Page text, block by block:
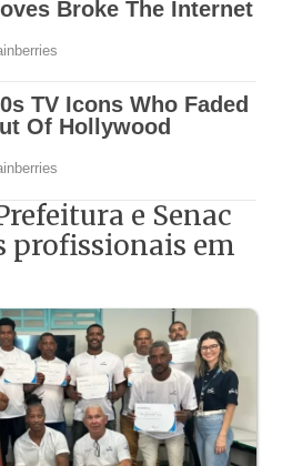
e Senac
profissionais em